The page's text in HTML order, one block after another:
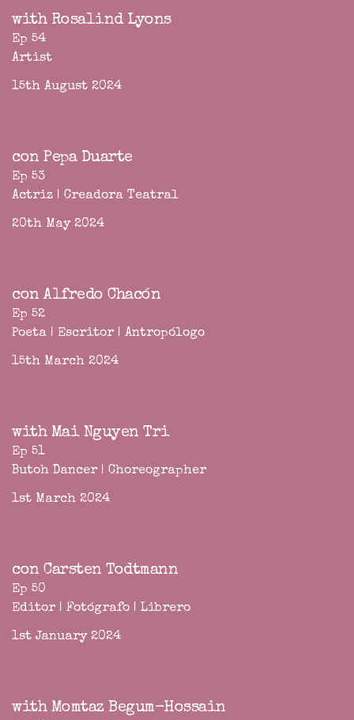
with Rosalind Lyons
Ep 54
Artist
15th August 2024
con Pepa Duarte
Ep 53
Actriz | Creadora Teatral
20th May 2024
con Alfredo Chacón
Ep 52
Poeta | Escritor | Antropólogo
15th March 2024
with Mai Nguyen Tri
Ep 51
Butoh Dancer | Choreographer
1st March 2024
con Carsten Todtmann
Ep 50
Editor | Fotógrafo | Librero
1st January 2024
with Momtaz Begum-Hossain